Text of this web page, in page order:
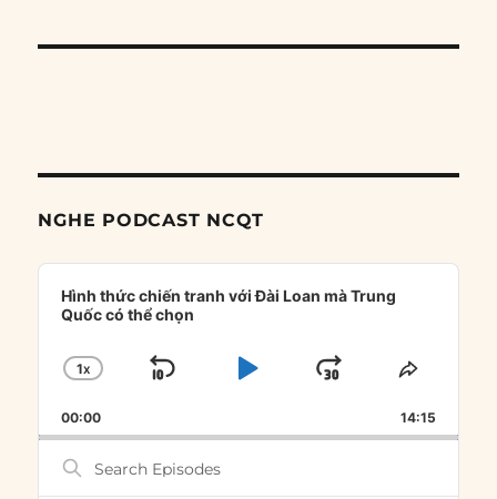
NGHE PODCAST NCQT
Audio
Player
Hình thức chiến tranh với Đài Loan mà Trung
Quốc có thể chọn
CHANGE
RATE
1X
SKIP
PLAYJUMP
FORWARD
SHARE
00:00 14:15
Search
Episodes